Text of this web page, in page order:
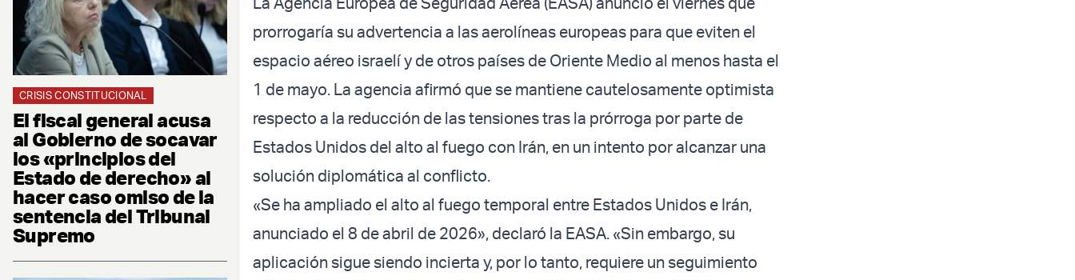
CRISIS CONSTITUCIONAL
El fiscal general acusa
al Gobierno de socavar
los «principios del
Estado de derecho» al
hacer caso omiso de la
sentencia del Tribunal
Supremo
prorrogaría su advertencia a las aerolíneas europeas para que eviten el
espacio aéreo israelí y de otros países de Oriente Medio al menos hasta el
1 de mayo. La agencia afirmó que se mantiene cautelosamente optimista
respecto a la reducción de las tensiones tras la prórroga por parte de
Estados Unidos del alto al fuego con Irán, en un intento por alcanzar una
solución diplomática al conflicto.
«Se ha ampliado el alto al fuego temporal entre Estados Unidos e Irán,
anunciado el 8 de abril de 2026», declaró la EASA. «Sin embargo, su
aplicación sigue siendo incierta y, por lo tanto, requiere un seguimiento